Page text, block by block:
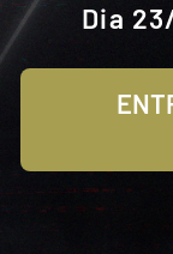
Dia